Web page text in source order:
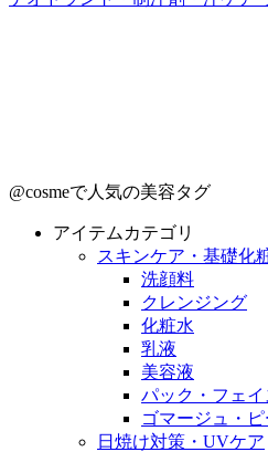
@cosmeで人気の美容タグ
アイテムカテゴリ
スキンケア・基礎化
洗顔料
クレンジング
化粧水
乳液
美容液
パック・フェイ
ゴマージュ・
日焼け対策・UVケア